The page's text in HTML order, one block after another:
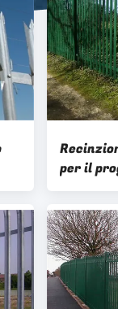
per il